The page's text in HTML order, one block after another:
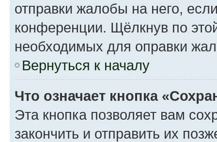
отправки жалобы на него,
конференции. Щёлкнув по
необходимых для оправки
Вернуться к началу
Что означает кнопка
Эта кнопка позволяет вам
закончить и отправить их